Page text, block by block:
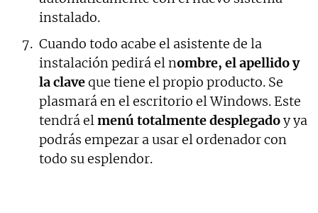
instalado.
Cuando todo acabe el asistente de la
instalación pedirá el nombre, el apellido y
la claveque tiene el propio producto. Se
plasmará en el escritorio el Windows. Este
tendrá elmenú totalmente desplegadoy ya
podrás empezar a usar el ordenador con
todo su esplendor.